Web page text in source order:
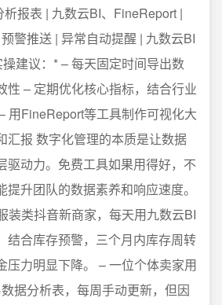
报表 | 九数云BI、FineReport |
警推送 | 异常自动提醒 | 九数云BI
建议：* – 每天固定时间导出数
性 – 定期优化核心指标，结合行业
用FineReport等工具制作可视化大
汇报 数字化管理的本质是让数据
驱动力。免费工具如果用得好，不
升团队的数据素养和响应速度。
装类抖音新商家，每天用九数云BI
结合库存预警，三个月内库存周转
压力明显下降。 – 一位个体卖家用
据分析表，每周手动更新，但因